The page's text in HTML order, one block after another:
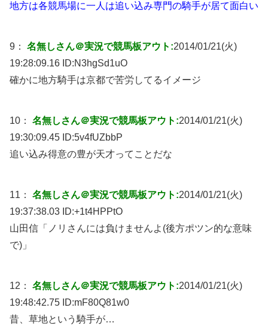
地方は各競馬場に一人は追い込み専門の騎手が居て面白い
9： 名無しさん＠実況で競馬板アウト:2014/01/21(火)
19:28:09.16 ID:N3hgSd1uO
確かに地方騎手は京都で苦労してるイメージ
10： 名無しさん＠実況で競馬板アウト:2014/01/21(火)
19:30:09.45 ID:5v4fUZbbP
追い込み得意の豊が天才ってことだな
11： 名無しさん＠実況で競馬板アウト:2014/01/21(火)
19:37:38.03 ID:+1t4HPPtO
山田信「ノリさんには負けませんよ(後方ポツン的な意味
で)」
12： 名無しさん＠実況で競馬板アウト:2014/01/21(火)
19:48:42.75 ID:mF80Q81w0
昔、草地という騎手が…